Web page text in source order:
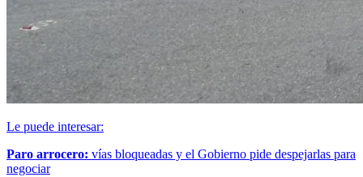
Le puede interesar:
Paro arrocero: vías bloqueadas y el Gobierno pide despejarlas para
negociar